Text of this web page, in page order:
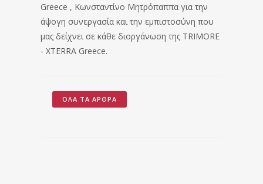
Greece , Κωνσταντίνο Μητρόπαππα για την
άψογη συνεργασία και την εμπιστοσύνη που
μας δείχνει σε κάθε διοργάνωση της TRIMORE
- XTERRA Greece.
ΌΛΑ ΤΑ ΆΡΘΡΑ